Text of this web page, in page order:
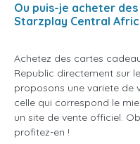
Ou puis-je acheter
Starzplay Central
Achetez des cartes
Republic directement sur
proposons une variete de
celle qui correspond le
un site de vente officiel.
profitez-en !